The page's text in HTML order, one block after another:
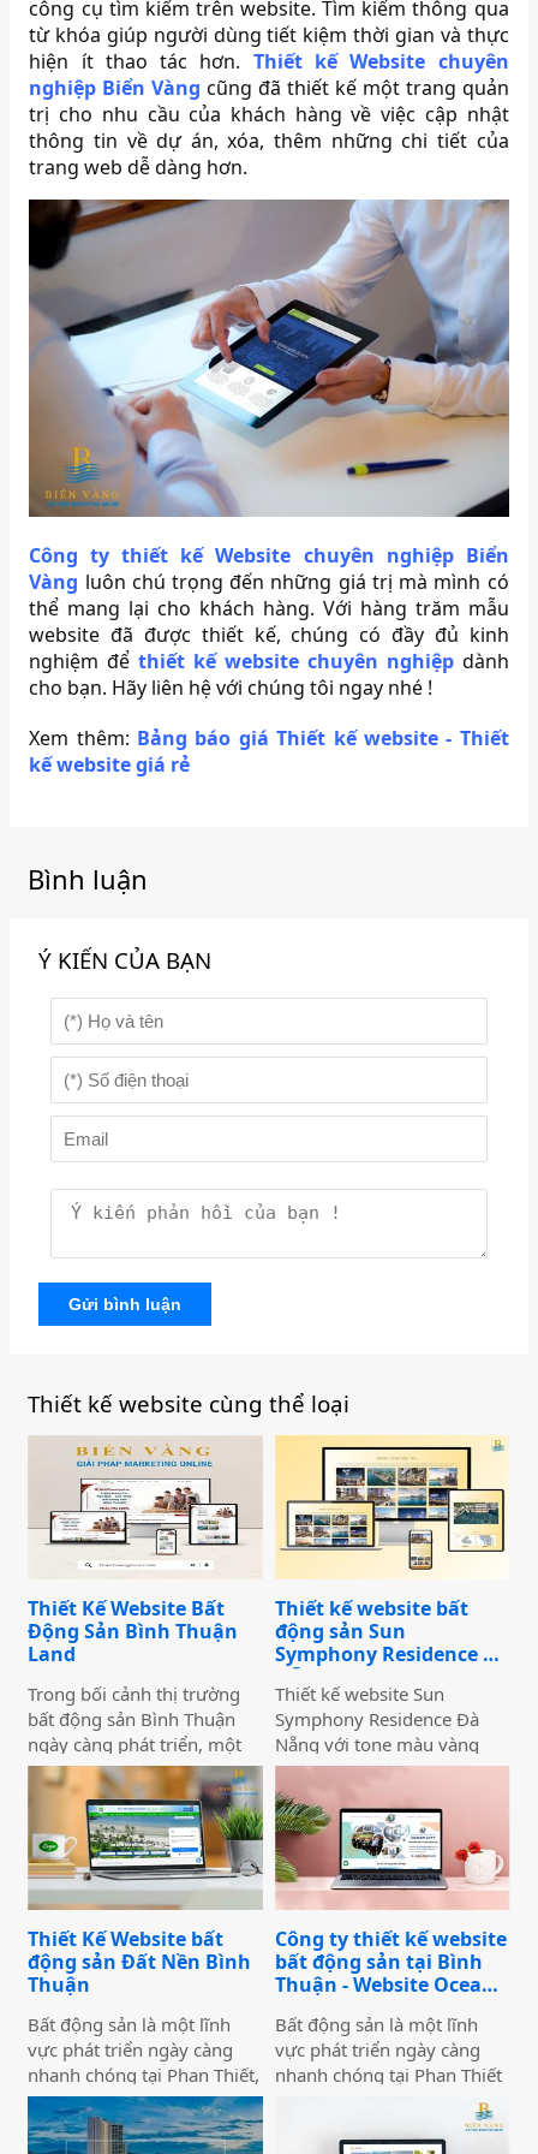
công cụ tìm kiếm trên website. Tìm kiếm thông qua
từ khóa giúp người dùng tiết kiệm thời gian và thực
hiện ít thao tác hơn. Thiết kế Website chuyên
nghiệp Biển Vàng cũng đã thiết kế một trang quản
trị cho nhu cầu của khách hàng về việc cập nhật
thông tin về dự án, xóa, thêm những chi tiết của
trang web dễ dàng hơn.
Công ty thiết kế Website chuyên nghiệp Biển
Vàng luôn chú trọng đến những giá trị mà mình có
thể mang lại cho khách hàng. Với hàng trăm mẫu
website đã được thiết kế, chúng có đầy đủ kinh
nghiệm đểthiết kế website chuyên nghiệpdành
cho bạn. Hãy liên hệ với chúng tôi ngay nhé !
Xem thêm: Bảng báo giá Thiết kế website - Thiết
kế website giá rẻ
Bình luận
Ý KIẾN CỦA BẠN
Gửi bình luận
Thiết kế website cùng thể loại
Thiết Kế Website Bất
Động Sản Bình Thuận
Land
Trong bối cảnh thị trường
bất động sản Bình Thuận
ngày càng phát triển, một
website chuyên nghiệp
không chỉ giúp doanh
nghiệp nâng cao thương
hiệu mà còn thu hút khách
hàng tiềm năng. Thiết Kế
Website Biển Vàng mang
Bình Thuận Land, giúp
doanh nghiệp tiếp cận
khách hàng nhanh chóng,
chuyên nghiệp và hiệu quả.
Thiết kế website bất
động sản Sun
Symphony Residence Đà
Nẵng
Thiết kế website Sun
Symphony Residence Đà
Nẵng với tone màu vàng
nhạt nhẹ gradient sang
trắng nhẹ nhàng tạo cảm
giác hài hoàn, và ấn tượng
cho khách hàng khi xem
website. Website trình bày
đầy đủ thông tin giới thiệu
tổng quan dự án, lợi ích khi
đầu tư dự án,... Với hình
ảnh chất lượng cao, thiết kế
bắt mắt và tốc độ tải nhanh
sẽ giúp website của bạn giữ
chân khách hàng lâu hơn và
tăng khả năng chuyển đổi.
Thiết Kế Website bất
động sản Đất Nền Bình
Thuận
Bất động sản là một lĩnh
vực phát triển ngày càng
nhanh chóng tại Phan Thiết,
Bình Thuận nói chung và
Việt Nam nói riêng, mặc dù
Công ty thiết kế website
bất động sản tại Bình
Thuận - Website Ocean
Bất động sản là một lĩnh
vực phát triển ngày càng
nhanh chóng tại Phan Thiết
Bình Thuận nói chung và
Việt Nam nói riêng, mặc dù